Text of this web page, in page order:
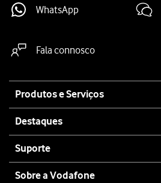
WhatsApp
Fala connosco
map
Produtos e Serviços
Destaques
Suporte
Sobre a Vodafone